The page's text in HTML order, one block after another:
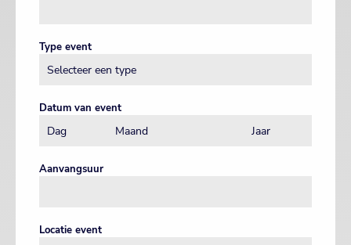
Type event
Datum van event
Aanvangsuur
Locatie event